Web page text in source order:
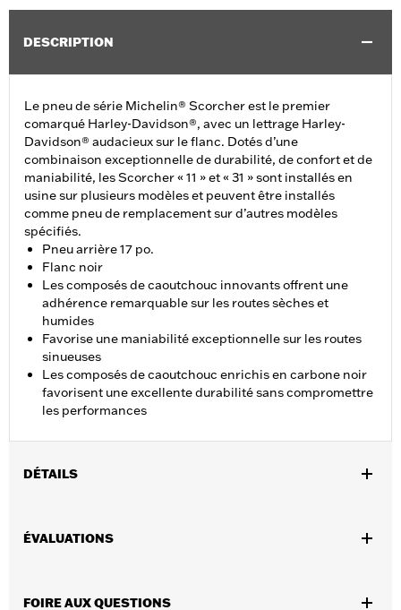
DESCRIPTION
Le pneu de série Michelin® Scorcher est le premier
comarqué Harley-Davidson®, avec un lettrage Harley-
Davidson® audacieux sur le flanc. Dotés d’une
combinaison exceptionnelle de durabilité, de confort et de
maniabilité, les Scorcher « 11 » et « 31 » sont installés en
usine sur plusieurs modèles et peuvent être installés
comme pneu de remplacement sur d’autres modèles
spécifiés.
Pneu arrière 17 po.
Flanc noir
Les composés de caoutchouc innovants offrent une
adhérence remarquable sur les routes sèches et
humides
Favorise une maniabilité exceptionnelle sur les routes
sinueuses
Les composés de caoutchouc enrichis en carbone noir
favorisent une excellente durabilité sans compromettre
les performances
DÉTAILS
FXDFSE, FXDSE et FXDWG 2010 à 2017). De série sur les
ÉVALUATIONS
FOIRE AUX QUESTIONS